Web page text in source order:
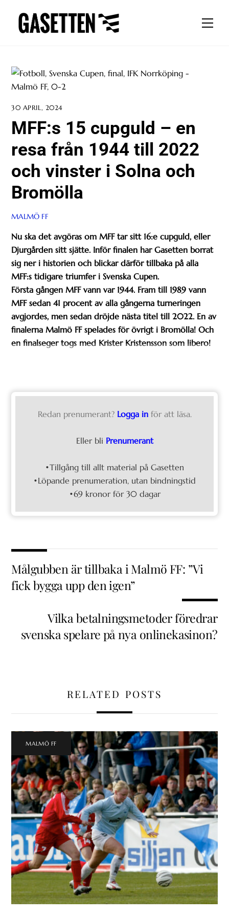
content
30 APRIL, 2024
MFF:s 15 cupguld – en
resa från 1944 till 2022
och vinster i Solna och
Bromölla
MALMÖ FF
Nu ska det avgöras om MFF tar sitt 16:e cupguld, eller
Djurgården sitt sjätte. Inför finalen har Gasetten borrat
sig ner i historien och blickar därför tillbaka på alla
MFF:s tidigare triumfer i Svenska Cupen.
Första gången MFF vann var 1944. Fram till 1989 vann
MFF sedan 41 procent av alla gångerna turneringen
avgjordes, men sedan dröjde nästa titel till 2022. En av
finalerna Malmö FF spelades för övrigt i Bromölla! Och
en finalseger togs med Krister Kristensson som libero!
Redan prenumerant? Logga in för att läsa.
Eller bli Prenumerant
•Tillgång till allt material på Gasetten
•Löpande prenumeration, utan bindningstid
•69 kronor för 30 dagar
Målgubben är tillbaka i Malmö FF: ”Vi
fick bygga upp den igen”
Vilka betalningsmetoder föredrar
svenska spelare på nya onlinekasinon?
RELATED POSTS
MALMÖ FF